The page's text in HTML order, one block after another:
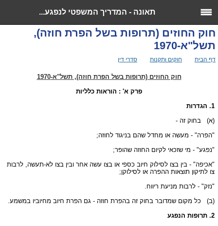
תאונה - המדריך המשפטי לנפגע...
חוק החוזים (תרופות בשל הפרת חוזה),
תשל"א-1970
דף הבית חוקים ותקנות סדרי דין
חוק החוזים (תרופות בשל הפרת חוזה), תשל"א-1970
פרק א' : הוראות כלליות
1. הגדרות
(א)
בחוק זה -
"הפרה" - מעשה או מחדל שהם בניגוד לחוזה;
"נפגע" - מי שזכאי לקיום החוזה שהופר;
"אכיפה" - בין בצו לסילוק חיוב כספי או בצו עשה אחר ובין בצו לא-תעשה, לרבות
צו לתיקון תוצאות ההפרה או לסילוקן;
"נזק" - לרבות מניעת ריווח.
(ב)
כל מקום שמדובר בחוק זה בהפרת חוזה - גם הפרת חיוב מחיוביו במשמע.
2. תרופות הנפגע